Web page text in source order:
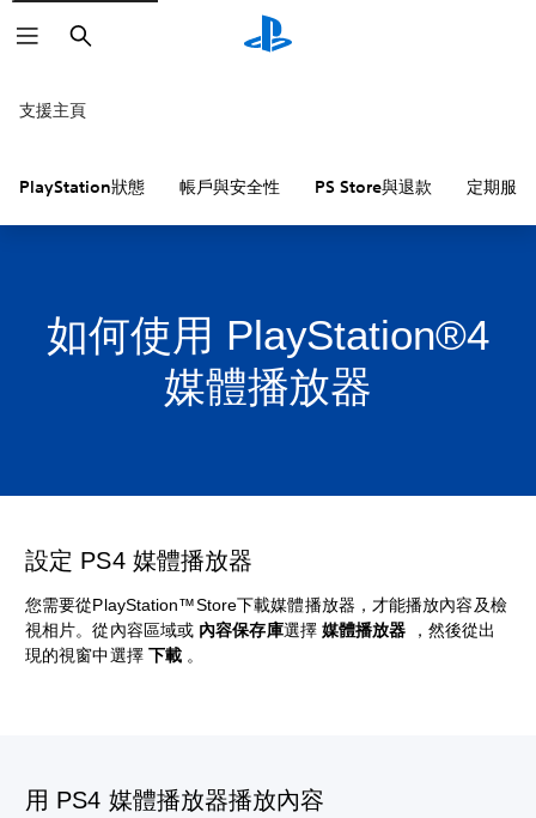
搜
尋
支援主頁
PlayStation狀態 帳戶與安全性 PS Store與退款 定期服務
如何使用 PlayStation®4
媒體播放器
設定 PS4 媒體播放器
您需要從PlayStation™Store下載媒體播放器，才能播放內容及檢
視相片。從內容區域或 內容保存庫選擇 媒體播放器 ，然後從出
現的視窗中選擇 下載 。
用 PS4 媒體播放器播放內容